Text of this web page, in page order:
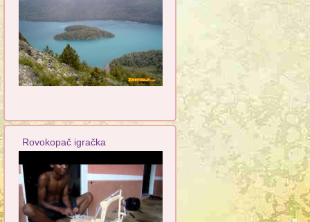
Rovokopač igračka